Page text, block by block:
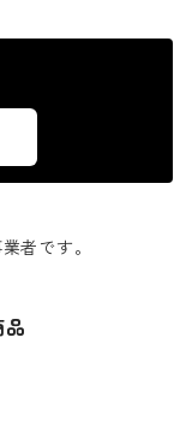
者です。